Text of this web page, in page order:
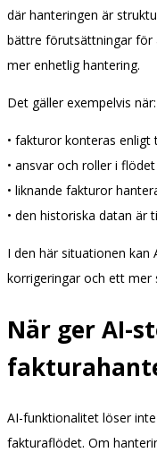
där hanteringen är
bättre förutsättningar för
mer enhetlig hantering.
Det gäller exempelvis när:
• fakturor konteras enligt
• ansvar och roller i
• liknande fakturor
• den historiska datan är
I den här situationen kan
korrigeringar och ett mer
När ger AI-
AI-funktionalitet löser
fakturaflödet. Om